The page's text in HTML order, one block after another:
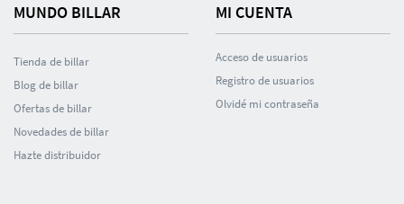
MUNDO BILLAR
Tienda de billar
Blog de billar
Ofertas de billar
Novedades de billar
Hazte distribuidor
MI CUENTA
Acceso de usuarios
Registro de usuarios
Olvidé mi contraseña